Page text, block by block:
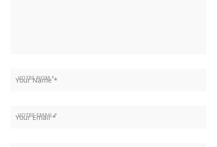
VOTRE NOM *
VOTRE EMAIL *